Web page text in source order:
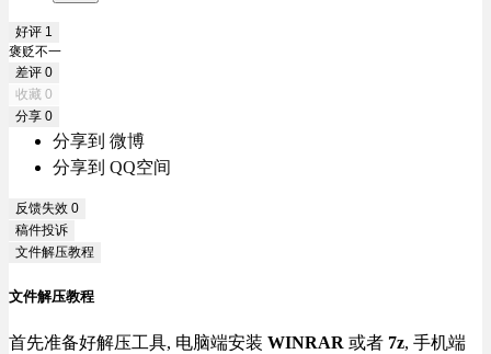
好评 1
褒贬不一
差评 0
收藏 0
分享 0
分享到 微博
分享到 QQ空间
反馈失效 0
稿件投诉
文件解压教程
文件解压教程
首先准备好解压工具, 电脑端安装 WINRAR 或者 7z, 手机端